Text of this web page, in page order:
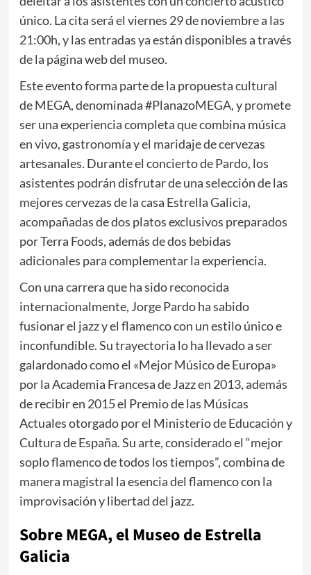
único. La cita será el viernes 29 de noviembre a las
21:00h, y las entradas ya están disponibles a través
de la página web del museo.
Este evento forma parte de la propuesta cultural
de MEGA, denominada #PlanazoMEGA, y promete
ser una experiencia completa que combina música
en vivo, gastronomía y el maridaje de cervezas
artesanales. Durante el concierto de Pardo, los
asistentes podrán disfrutar de una selección de las
mejores cervezas de la casa Estrella Galicia,
acompañadas de dos platos exclusivos preparados
por Terra Foods, además de dos bebidas
adicionales para complementar la experiencia.
Con una carrera que ha sido reconocida
internacionalmente, Jorge Pardo ha sabido
fusionar el jazz y el flamenco con un estilo único e
inconfundible. Su trayectoria lo ha llevado a ser
galardonado como el «Mejor Músico de Europa»
por la Academia Francesa de Jazz en 2013, además
de recibir en 2015 el Premio de las Músicas
Actuales otorgado por el Ministerio de Educación y
Cultura de España. Su arte, considerado el “mejor
soplo flamenco de todos los tiempos”, combina de
manera magistral la esencia del flamenco con la
improvisación y libertad del jazz.
Sobre MEGA, el Museo de Estrella
Galicia